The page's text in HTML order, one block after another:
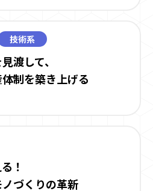
技術系
渡して、
制を築き上げる
！
づくりの革新